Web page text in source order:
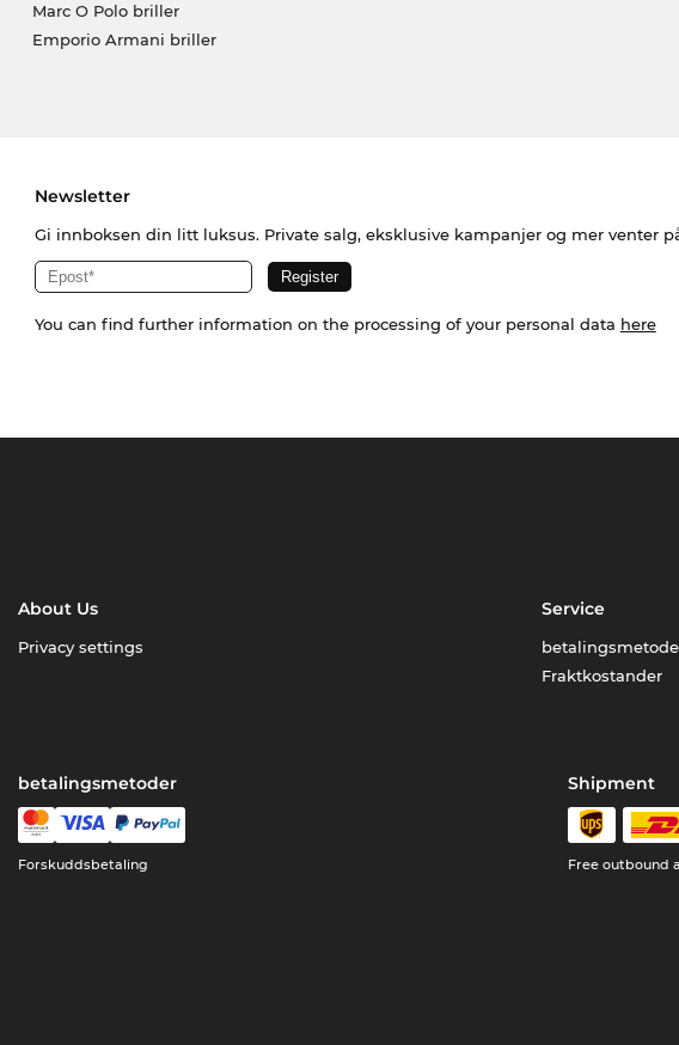
Marc O Polo briller
Emporio Armani briller
Newsletter
Gi innboksen din litt luksus. Private salg, eksklusive kampanjer og mer venter
You can find further information on the processing of your personal data here
About Us
Privacy settings
Service
Fraktkostander
betalingsmetoder
Forskuddsbetaling
Shipment
Free outbound